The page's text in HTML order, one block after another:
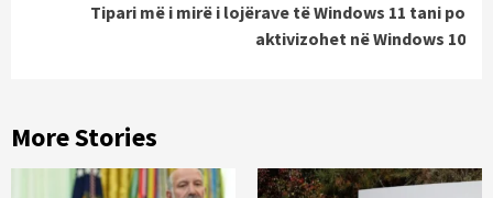
Tipari më i mirë i lojërave të Windows 11 tani po
aktivizohet në Windows 10
More Stories